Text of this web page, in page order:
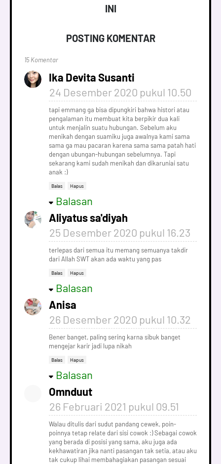
INI
POSTING KOMENTAR
15 Komentar
Ika Devita Susanti
24 Desember 2020 pukul 10.50
tapi emmang ga bisa dipungkiri bahwa histori atau
pengalaman itu membuat kita berpikir dua kali
untuk menjalin suatu hubungan. Sebelum aku
menikah dengan suamiku juga awalnya kami sama
sama ga mau pacaran karena sama sama patah hati
dengan ubungan-hubungan sebelumnya. Tapi
sekarang kami sudah menikah dan dikaruniai satu
anak :)
Balas Hapus
Balasan
Aliyatus sa'diyah
25 Desember 2020 pukul 16.23
terlepas dari semua itu memang semuanya takdir
dari Allah SWT akan ada waktu yang pas
Balas Hapus
Balasan
Anisa
26 Desember 2020 pukul 10.32
Bener banget, paling sering karna sibuk banget
mengejar karir jadi lupa nikah
Balas Hapus
Balasan
Omnduut
26 Februari 2021 pukul 09.51
Walau ditulis dari sudut pandang cewek, poin-
poinnya tetap relate dari sisi cowok :) Sebagai cowok
yang berada di posisi yang sama, aku juga ada
kekhawatiran jika nanti pasangan tak setia, atau aku
tak cukup lihai membahagiakan pasangan sesuai